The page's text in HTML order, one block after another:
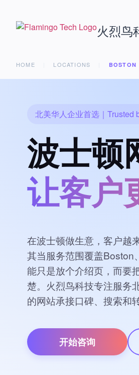
火烈鸟
HOME LOCATIONS BOSTON
北美华人企业首选｜Trusted
波士顿
让客户
在波士顿做生意，客户越
其当服务范围覆盖Boston
能只是放个介绍页，而要
楚。火烈鸟科技专注服务
的网站承接口碑、搜索和
开始咨询